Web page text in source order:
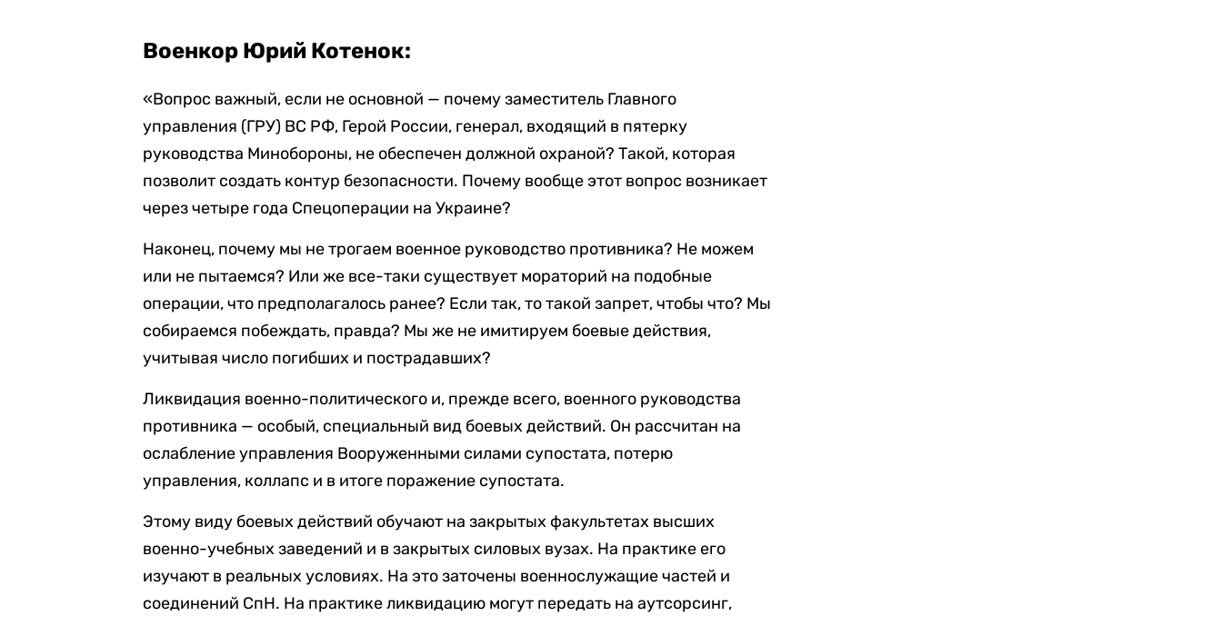
Военкор Юрий Котенок:
«Вопрос важный, если не основной — почему заместитель Главного
управления (ГРУ) ВС РФ, Герой России, генерал, входящий в пятерку
руководства Минобороны, не обеспечен должной охраной? Такой, которая
позволит создать контур безопасности. Почему вообще этот вопрос возникает
через четыре года Спецоперации на Украине?
Наконец, почему мы не трогаем военное руководство противника? Не можем
или не пытаемся? Или же все-таки существует мораторий на подобные
операции, что предполагалось ранее? Если так, то такой запрет, чтобы что? Мы
собираемся побеждать, правда? Мы же не имитируем боевые действия,
учитывая число погибших и пострадавших?
Ликвидация военно-политического и, прежде всего, военного руководства
противника — особый, специальный вид боевых действий. Он рассчитан на
ослабление управления Вооруженными силами супостата, потерю
управления, коллапс и в итоге поражение супостата.
Этому виду боевых действий обучают на закрытых факультетах высших
военно-учебных заведений и в закрытых силовых вузах. На практике его
изучают в реальных условиях. На это заточены военнослужащие частей и
соединений СпН. На практике ликвидацию могут передать на аутсорсинг,